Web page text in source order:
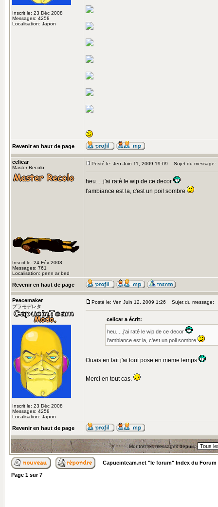
Inscrit le: 23 Déc 2008
Messages: 4258
Localisation: Japon
Revenir en haut de page
celicar
Master Recolo
Inscrit le: 24 Fév 2008
Messages: 761
Localisation: penn ar bed
Posté le: Jeu Juin 11, 2009 19:09 Sujet du message:
heu.....j'ai raté le wip de ce decor
l'ambiance est la, c'est un poil sombre
Revenir en haut de page
Peacemaker
プラモデレタ
Inscrit le: 23 Déc 2008
Messages: 4258
Localisation: Japon
Posté le: Ven Juin 12, 2009 1:26 Sujet du message:
celicar a écrit:
heu.....j'ai raté le wip de ce decor
l'ambiance est la, c'est un poil sombre
Ouais en fait j'ai tout pose en meme temps
Merci en tout cas.
Revenir en haut de page
Montrer les messages depuis:
Capucinteam.net "le forum" Index du Forum
Page 1 sur7